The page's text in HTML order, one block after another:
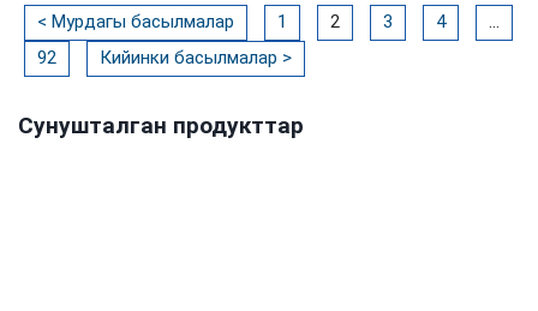
< Мурдагы басылмалар 1 2 3 4
…
92
Кийинки басылмалар >
Сунушталган продукттар